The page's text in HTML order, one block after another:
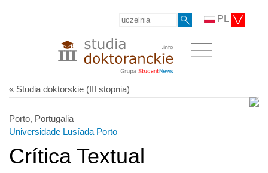
PL
« Studia doktorskie (III stopnia)
Porto, Portugalia
Universidade Lusíada Porto
Crítica Textual